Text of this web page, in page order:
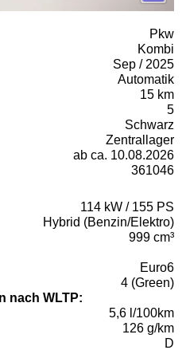
Pkw
Kombi
Sep / 2025
Automatik
15 km
5
Schwarz
Zentrallager
ab ca. 10.08.2026
361046
114 kW / 155 PS
Hybrid (Benzin/Elektro)
999 cm³
Euro6
4 (Green)
nach WLTP:
5,6 l/100km
126 g/km
D